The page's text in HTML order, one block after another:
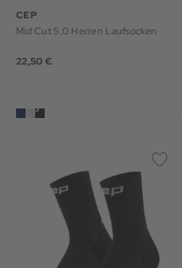
CEP
Mid Cut 5.0 Herren Laufsocken
22,50 €